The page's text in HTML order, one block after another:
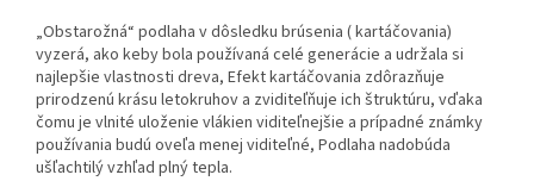
„Obstarožná“ podlaha v dôsledku brúsenia ( kartáčovania)
vyzerá, ako keby bola používaná celé generácie a udržala si
najlepšie vlastnosti dreva, Efekt kartáčovania zdôrazňuje
prirodzenú krásu letokruhov a zviditeľňuje ich štruktúru, vďaka
čomu je vlnité uloženie vlákien viditeľnejšie a prípadné známky
používania budú oveľa menej viditeľné, Podlaha nadobúda
ušľachtilý vzhľad plný tepla.